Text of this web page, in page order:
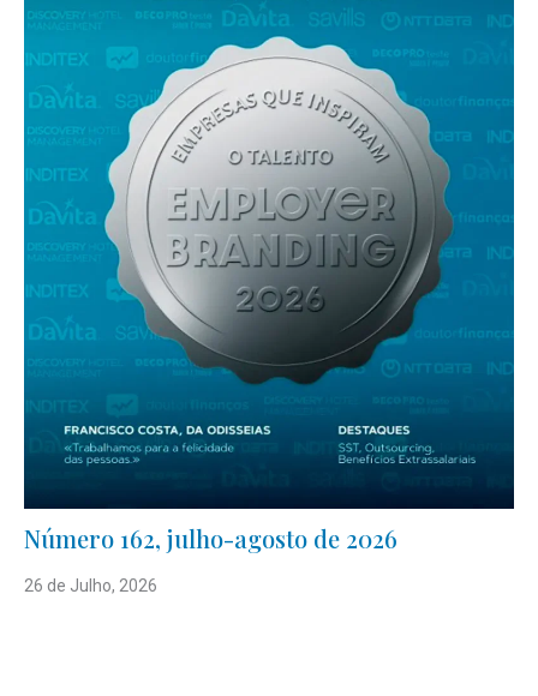
Número 162, julho-agosto de 2026
26 de Julho, 2026